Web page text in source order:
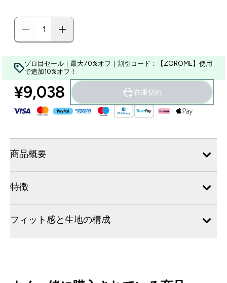
ゾロ目セール｜最大70%オフ｜割引コード：【ZOROME】使用
で追加10%オフ！
¥9,038‎ 在庫切れ
商品概要
特徴
フィット感と生地の構成